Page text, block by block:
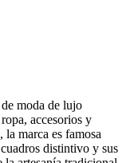
moda de lujo
accesorios y
la marca es famosa
distintivo y sus